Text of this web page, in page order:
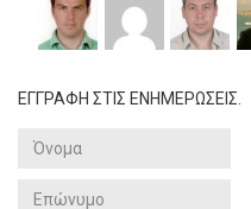
ΕΓΓΡΑΦΗ ΣΤΙΣ ΕΝΗΜΕΡΩΣΕΙΣ.